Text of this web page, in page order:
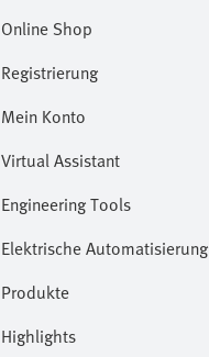
Online Shop
Registrierung
Mein Konto
Virtual Assistant
Engineering Tools
Elektrische Automatisierung
Produkte
Highlights